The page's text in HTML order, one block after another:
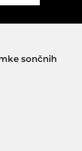
sončnih